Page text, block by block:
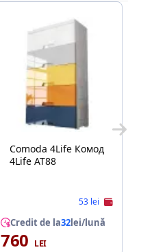
Comoda 4Life Комод
4Life AT88
53 lei
Credit de la32lei/lună
760